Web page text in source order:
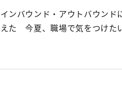
インバウンド・アウトバウンド
えた 今夏、職場で気をつけた